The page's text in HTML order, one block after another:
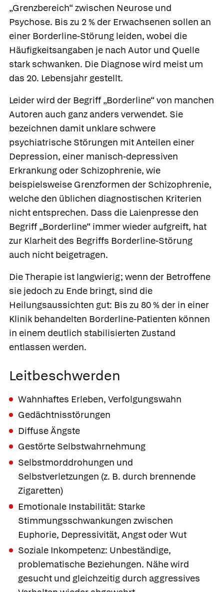
„Grenzbereich“ zwischen Neurose und
Psychose. Bis zu 2 % der Erwachsenen sollen an
einer Borderline-Störung leiden, wobei die
Häufigkeitsangaben je nach Autor und Quelle
stark schwanken. Die Diagnose wird meist um
das 20. Lebensjahr gestellt.
Leider wird der Begriff „Borderline“ von manchen
Autoren auch ganz anders verwendet. Sie
bezeichnen damit unklare schwere
psychiatrische Störungen mit Anteilen einer
Depression, einer manisch-depressiven
Erkrankung oder Schizophrenie, wie
beispielsweise Grenzformen der Schizophrenie,
welche den üblichen diagnostischen Kriterien
nicht entsprechen. Dass die Laienpresse den
Begriff „Borderline“ immer wieder aufgreift, hat
zur Klarheit des Begriffs Borderline-Störung
auch nicht beigetragen.
Die Therapie ist langwierig; wenn der Betroffene
sie jedoch zu Ende bringt, sind die
Heilungsaussichten gut: Bis zu 80 % der in einer
Klinik behandelten Borderline-Patienten können
in einem deutlich stabilisierten Zustand
entlassen werden.
Leitbeschwerden
Wahnhaftes Erleben, Verfolgungswahn
Gedächtnisstörungen
Diffuse Ängste
Gestörte Selbstwahrnehmung
Selbstmorddrohungen und
Selbstverletzungen (z. B. durch brennende
Zigaretten)
Emotionale Instabilität: Starke
Stimmungsschwankungen zwischen
Euphorie, Depressivität, Angst oder Wut
Soziale Inkompetenz: Unbeständige,
problematische Beziehungen. Nähe wird
gesucht und gleichzeitig durch aggressives